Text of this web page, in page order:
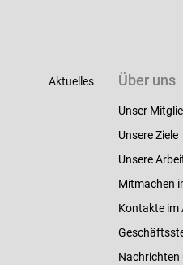
Aktuelles Über uns
Unser
Unsere Ziele
Unsere
Mitmachen
Kontakte im
Nachrichten